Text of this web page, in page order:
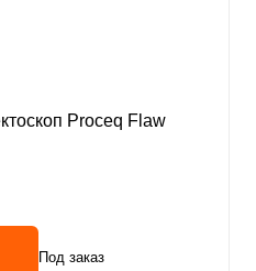
Proceq Flaw
Под заказ